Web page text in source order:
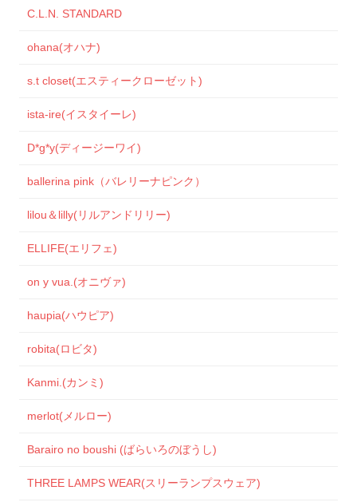
C.L.N. STANDARD
ohana(オハナ)
s.t closet(エスティークローゼット)
ista-ire(イスタイーレ)
D*g*y(ディージーワイ)
ballerina pink（バレリーナピンク）
lilou＆lilly(リルアンドリリー)
ELLIFE(エリフェ)
on y vua.(オニヴァ)
haupia(ハウピア)
robita(ロビタ)
Kanmi.(カンミ)
merlot(メルロー)
Barairo no boushi (ばらいろのぼうし)
THREE LAMPS WEAR(スリーランプスウェア)